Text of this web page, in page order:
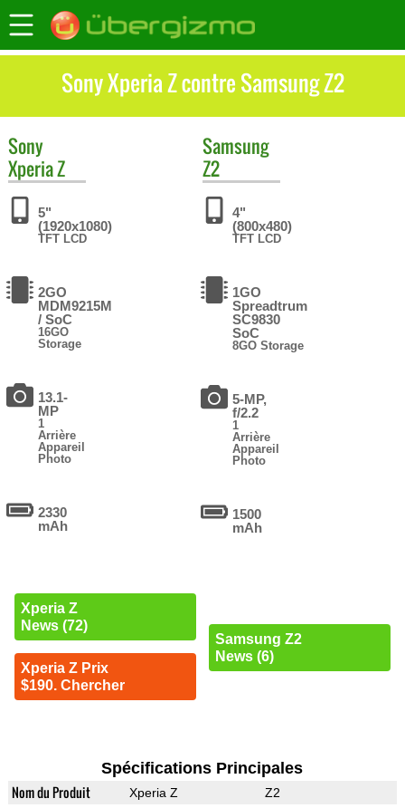
Sony Xperia Z contre Samsung Z2
Sony
Xperia Z
5"
(1920x1080)
TFT LCD
2GO
MDM9215M
/ SoC
16GO
Storage
13.1-
MP
1
Arrière
Appareil
Photo
2330
mAh
Xperia Z
News (72)
Xperia Z Prix
$190. Chercher
Samsung
Z2
4"
(800x480)
TFT LCD
1GO
Spreadtrum
SC9830
SoC
8GO Storage
5-MP,
f/2.2
1
Arrière
Appareil
Photo
1500
mAh
Samsung Z2
News (6)
Spécifications Principales
Nom du Produit Xperia Z Z2